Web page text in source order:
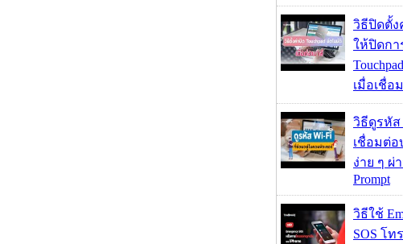
วิธีปิดตั้
ให้ปิดกา
เมื่อเชื่อ
วิธีดูรหัส
เชื่อมต่อ
ง่าย ๆ ผ่
Prompt
วิธีใช้
SOS โ